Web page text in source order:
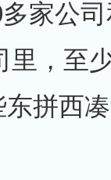
家公
里，至
拼西